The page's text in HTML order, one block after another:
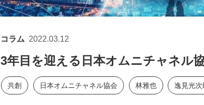
コラム 2022.03.12
3年目を迎える日本オムニチャネル
共創 日本オムニチャネル協会 林雅也 逸見光次